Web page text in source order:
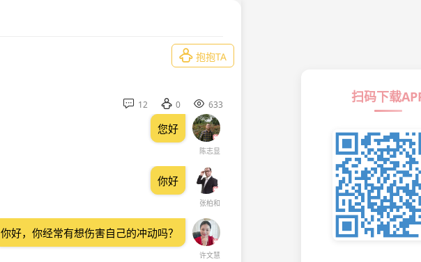
 抱抱TA
 12  0  633
陈志显
您好
张柏和
你好
许文慧
你好，你经常有想伤害自己的冲动吗？
扫码下载